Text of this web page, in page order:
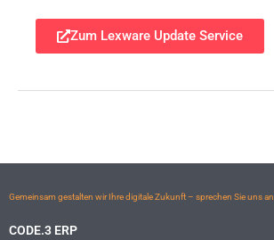
Zum Lexware Update Service
Gemeinsam gestalten wir Ihre digitale Zukunft – sprechen Sie uns an.
CODE.3 ERP